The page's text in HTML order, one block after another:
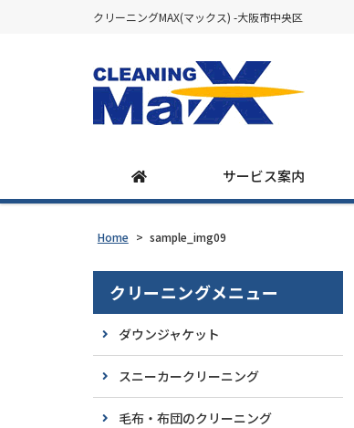
クリーニングMAX(マックス) -大阪市中央区
サービス案内
Home > sample_img09
クリーニングメニュー
ダウンジャケット
スニーカークリーニング
毛布・布団のクリーニング